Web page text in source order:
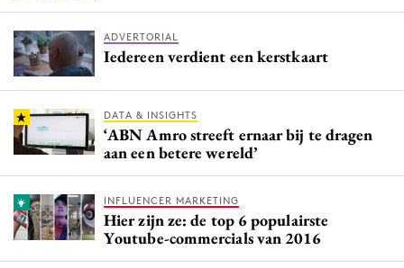
ADVERTORIAL
Iedereen verdient een kerstkaart
DATA & INSIGHTS
‘ABN Amro streeft ernaar bij te dragen
aan een betere wereld’
INFLUENCER MARKETING
Hier zijn ze: de top 6 populairste
Youtube-commercials van 2016